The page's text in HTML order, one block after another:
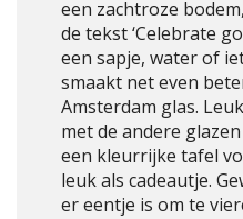
een zachtroze
de tekst ‘Celebrate
een sapje, water of
smaakt net even
Amsterdam glas.
met de andere
een kleurrijke tafel
leuk als cadeautje.
er eentje is om te